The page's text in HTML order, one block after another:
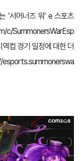
‘서머너즈 워’ e 스포츠
c/SummonersWarEsp
컵 경기 일정에 대한 더